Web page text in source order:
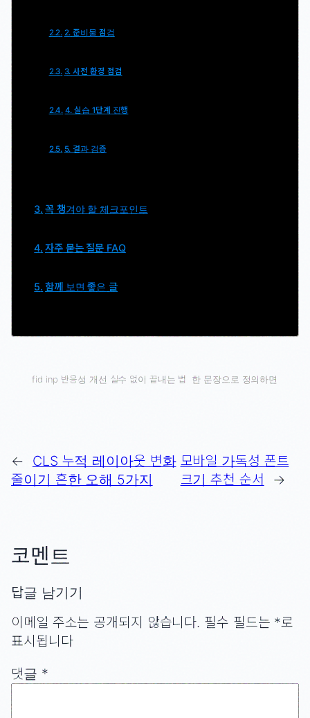
2. 준비물 점검
3. 사전 환경 점검
4. 실습 1단계 진행
5. 결과 검증
꼭 챙겨야 할 체크포인트
자주 묻는 질문 FAQ
함께 보면 좋은 글
fid inp 반응성 개선 실수 없이 끝내는 법 한 문장으로 정의하면
←
CLS 누적 레이아웃 변화
줄이기 흔한 오해 5가지
모바일 가독성 폰트
크기 추천 순서
→
코멘트
답글 남기기
이메일 주소는 공개되지 않습니다. 필수 필드는 *로
표시됩니다
댓글 *